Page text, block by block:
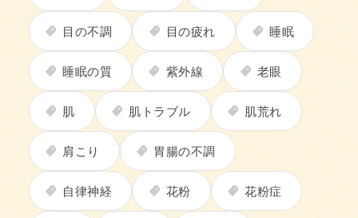
目の不調 目の疲れ 睡眠
睡眠の質 紫外線 老眼
肌 肌トラブル 肌荒れ
肩こり 胃腸の不調
自律神経 花粉 花粉症